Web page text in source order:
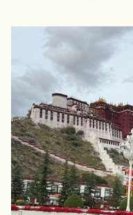
OUGANDA
OUZBÉKISTAN
PAKISTAN
PANAMA
PÉROU
PHILIPPINES